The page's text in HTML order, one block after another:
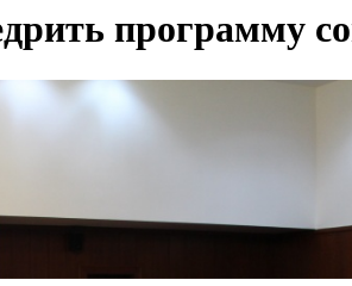
программу